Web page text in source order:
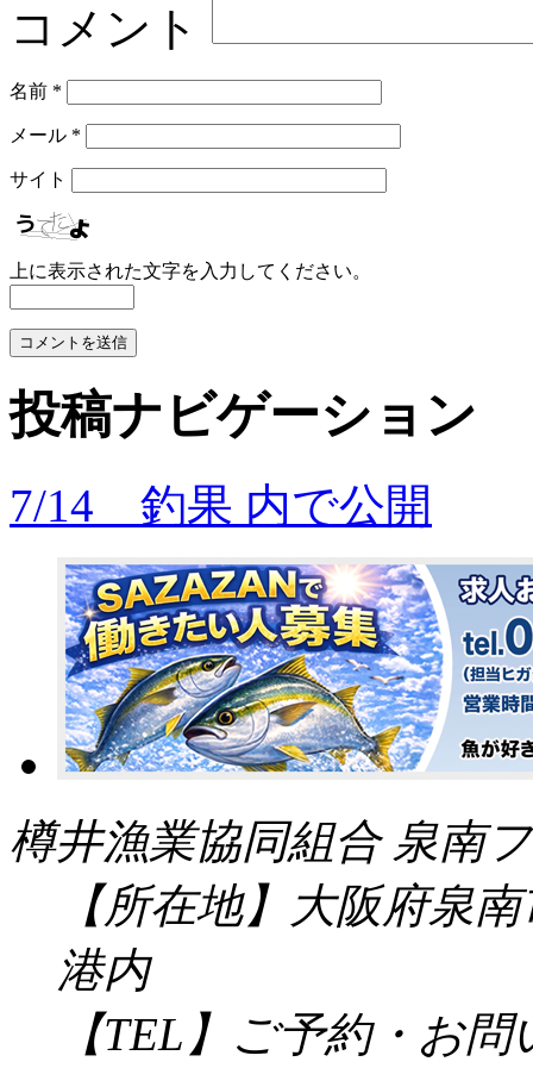
コメント
名前 *
メール *
サイト
上に表示された文字を入力してください。
投稿ナビゲーション
7/14 釣果 内で公開
樽井漁業協同組合 泉南
【所在地】大阪府泉
港内
【TEL】ご予約・お